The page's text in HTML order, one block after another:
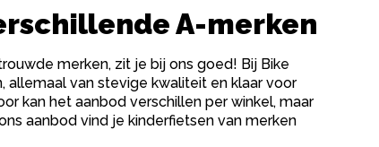
A-merken
merken, zit je bij ons goed! Bij Bike
allemaal van stevige kwaliteit en klaar voor
kan het aanbod verschillen per winkel, maar
aanbod vind je kinderfietsen van merken